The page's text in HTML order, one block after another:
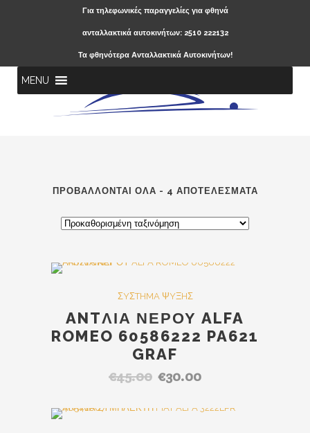
Για τηλεφωνικές παραγγελίες για φθηνά
ανταλλακτικά αυτοκινήτων: 2510 222132
Τα φθηνότερα Ανταλλακτικά Αυτοκινήτων!
MENU
ΠΡΟΒΆΛΛΟΝΤΑΙ ΌΛΑ - 4 ΑΠΟΤΕΛΈΣΜΑΤΑ
ΣYΣTHMA ΨYΞHΣ
ANTΛΙΑ ΝΕΡΟΥ ALFA
ROMEO 60586222 PA621
GRAF
€45.00 Original
was:
€30.00Η
τιμή